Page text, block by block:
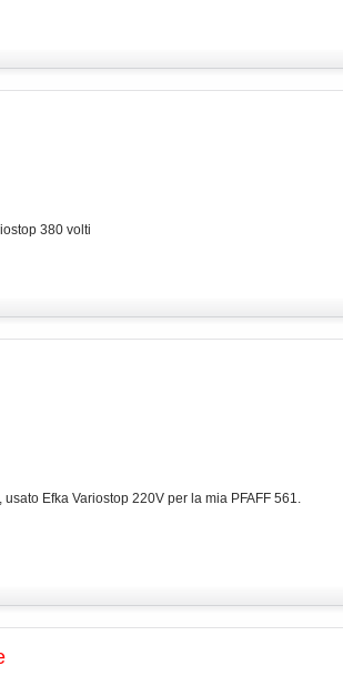
380 volti
Efka Variostop 220V per la mia PFAFF 561.